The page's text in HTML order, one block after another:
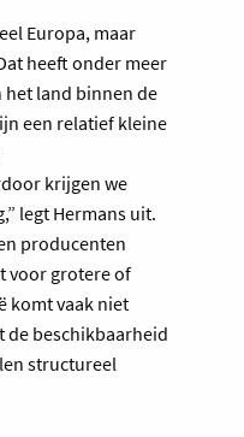
Europa, maar
heeft onder meer
het land binnen de
een relatief kleine
krijgen we
legt Hermans uit.
producenten
voor grotere of
komt vaak niet
de beschikbaarheid
structureel